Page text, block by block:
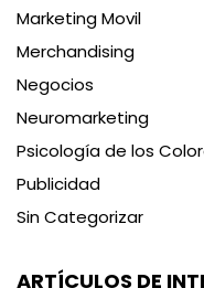
Marketing Movil
Merchandising
Negocios
Neuromarketing
Psicología de los
Publicidad
Sin Categorizar
ARTÍCULOS DE